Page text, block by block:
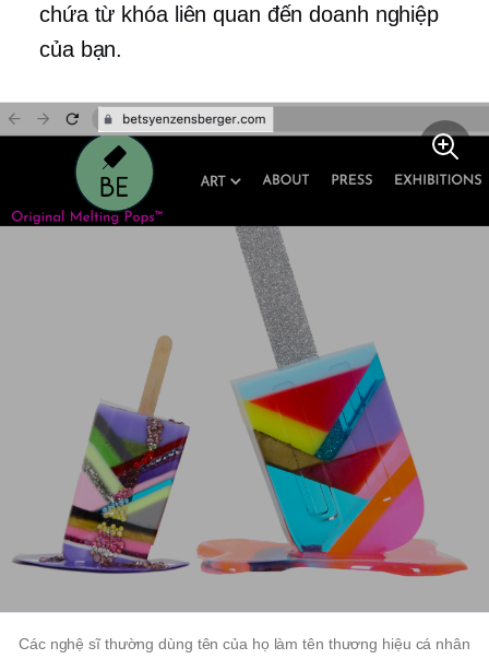
chứa từ khóa liên quan đến doanh nghiệp
của bạn.
Các nghệ sĩ thường dùng tên của họ làm tên thương hiệu cá nhân